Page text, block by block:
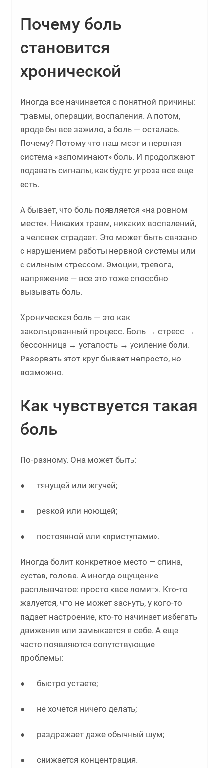
Почему боль
становится
хронической
Иногда все начинается с понятной причины:
травмы, операции, воспаления. А потом,
вроде бы все зажило, а боль — осталась.
Почему? Потому что наш мозг и нервная
система «запоминают» боль. И продолжают
подавать сигналы, как будто угроза все еще
есть.
А бывает, что боль появляется «на ровном
месте». Никаких травм, никаких воспалений,
а человек страдает. Это может быть связано
с нарушением работы нервной системы или
с сильным стрессом. Эмоции, тревога,
напряжение — все это тоже способно
вызывать боль.
Хроническая боль — это как
закольцованный процесс. Боль → стресс →
бессонница → усталость → усиление боли.
Разорвать этот круг бывает непросто, но
возможно.
Как чувствуется такая
боль
По-разному. Она может быть:
● тянущей или жгучей;
● резкой или ноющей;
● постоянной или «приступами».
Иногда болит конкретное место — спина,
сустав, голова. А иногда ощущение
расплывчатое: просто «все ломит». Кто-то
жалуется, что не может заснуть, у кого-то
падает настроение, кто-то начинает избегать
движения или замыкается в себе. А еще
часто появляются сопутствующие
проблемы:
● быстро устаете;
● не хочется ничего делать;
● раздражает даже обычный шум;
● снижается концентрация.